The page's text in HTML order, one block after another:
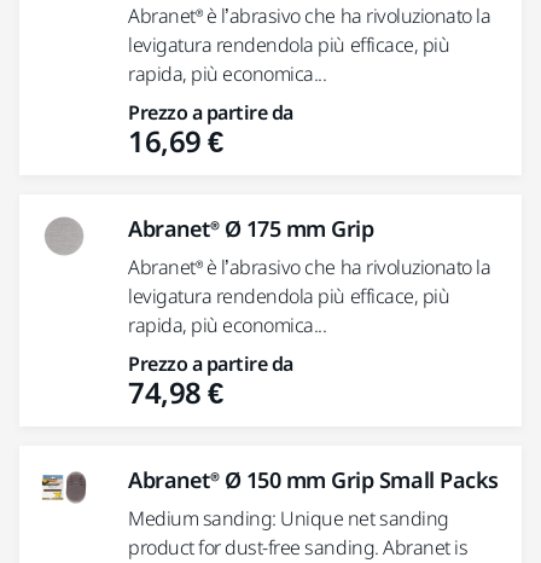
Abranet® è l’abrasivo che ha rivoluzionato la
levigatura rendendola più efficace, più
rapida, più economica...
Prezzo a partire da
16,69 €
Abranet® Ø 175 mm Grip
Abranet® è l’abrasivo che ha rivoluzionato la
levigatura rendendola più efficace, più
rapida, più economica...
Prezzo a partire da
74,98 €
Abranet® Ø 150 mm Grip Small Packs
Medium sanding: Unique net sanding
product for dust-free sanding. Abranet is